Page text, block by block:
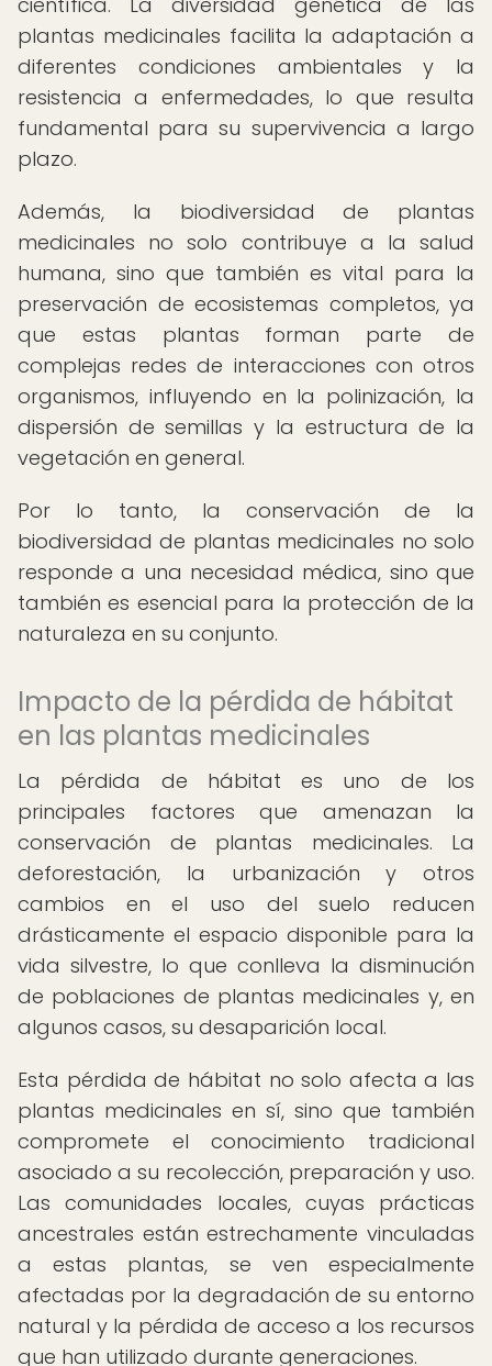
plantas medicinales facilita la adaptación a
diferentes condiciones ambientales y la
resistencia a enfermedades, lo que resulta
fundamental para su supervivencia a largo
plazo.
Además, la biodiversidad de plantas
medicinales no solo contribuye a la salud
humana, sino que también es vital para la
preservación de ecosistemas completos, ya
que estas plantas forman parte de
complejas redes de interacciones con otros
organismos, influyendo en la polinización, la
dispersión de semillas y la estructura de la
vegetación en general.
Por lo tanto, la conservación de la
biodiversidad de plantas medicinales no solo
responde a una necesidad médica, sino que
también es esencial para la protección de la
naturaleza en su conjunto.
Impacto de la pérdida de hábitat
en las plantas medicinales
La pérdida de hábitat es uno de los
principales factores que amenazan la
conservación de plantas medicinales. La
deforestación, la urbanización y otros
cambios en el uso del suelo reducen
drásticamente el espacio disponible para la
vida silvestre, lo que conlleva la disminución
de poblaciones de plantas medicinales y, en
algunos casos, su desaparición local.
Esta pérdida de hábitat no solo afecta a las
plantas medicinales en sí, sino que también
compromete el conocimiento tradicional
asociado a su recolección, preparación y uso.
Las comunidades locales, cuyas prácticas
ancestrales están estrechamente vinculadas
a estas plantas, se ven especialmente
afectadas por la degradación de su entorno
natural y la pérdida de acceso a los recursos
que han utilizado durante generaciones.